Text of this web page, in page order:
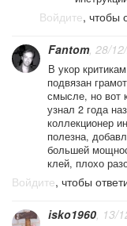
Войдите, чтобы
Fantom, 28/
В укор
подвязан
смысле, но вот
узнал 2 года
коллекционер
полезна,
большей
клей, плохо
Войдите, чтобы
isko1960, 13/